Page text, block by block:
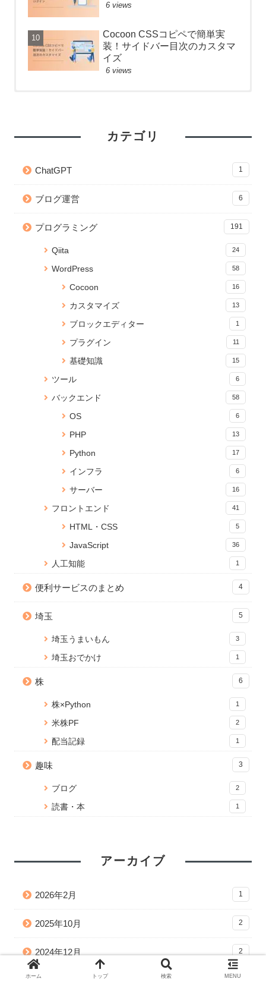
6 views
Cocoon CSSコピペで簡単実
装！サイドバー目次のカスタマ
イズ
6 views
ファイルを実行！同期・非同期
React プロジェクトの関数名や
【JavaScript】iframeのコンテ
ンツの読み込みが終わったらイ
ベントを発火する
【無料】ブラウザでPDFに透か
し文字を追加できる「PDF透か
Anaconda のアップデートが終
Jupyter Notebookに現在のメモ
15 views
PDFに画像（ロゴ）を貼ること
ができる無料Webサービス「ピ
タロゴPDFメーカー」を公開し
14 views
WordPress 編集画面を便利にカ
11 views
ファイルを実行！同期・非同期
【CSS】画像を横幅いっぱいに
Jupyter Notebook を「.py」の
Pythonで実行可能なコードに変
yml ファイルから Anaconda 仮
想環境をつくる
15967 views
【JavaScript】iframeのコンテ
ンツの読み込みが終わったらイ
Cannot connect to the Docker
daemon でDockerコマンドが効
Reactページの読み込みが終わ
るまでの間ローディングを表示
する
React onClick イベントで引数
を渡す方法
Node.js のバージョンアップ手
順【Mac】
イルパスを再帰的に取得する方
【Python】CSVファイルの文字
列をカンマ区切りの配列に変換
wp db cli でMySQLデータベー
ポップアップ完了を親ページへ
安全に伝える方法
5 views
Node.js のバージョンアップ手
装！サイドバー目次のカスタマ
jQuery ページスクロールでコン
テンツをふわっとフェードイン
4 views
【WordPress】SQL テーブルを
結合して情報を取得する
JavaScriptにおける変数の代入:
プリミティブ型とオブジェクト
カテゴリ
ChatGPT 1
ブログ運営 6
プログラミング 191
Qiita 24
WordPress 58
Cocoon 16
カスタマイズ 13
ブロックエディター 1
プラグイン 11
基礎知識 15
ツール 6
バックエンド 58
OS 6
PHP 13
Python 17
インフラ 6
サーバー 16
フロントエンド 41
HTML・CSS 5
JavaScript 36
人工知能 1
便利サービスのまとめ 4
埼玉 5
埼玉うまいもん 3
埼玉おでかけ 1
株 6
株×Python 1
米株PF 2
配当記録 1
趣味 3
ブログ 2
読書・本 1
アーカイブ
2026年2月 1
2025年10月 2
2024年12月 2
2024年11月 2
ホーム トップ 検索 MENU